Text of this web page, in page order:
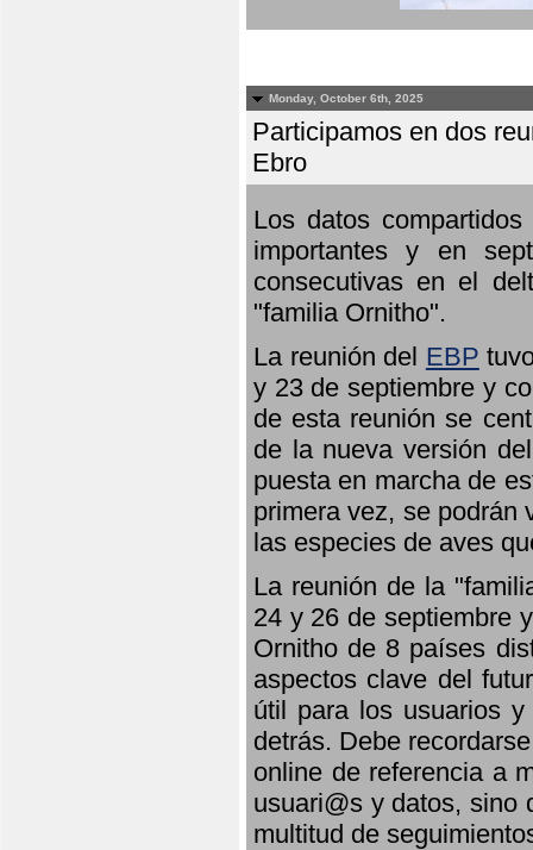
Monday, October 6th, 2025
Participamos en dos
Ebro
Los datos
importantes y en
consecutivas en el
"familia Ornitho".
La reunión del EBP
y 23 de septiembre y
de esta reunión se
de la nueva versión
puesta en marcha de
primera vez, se podrán
las especies de aves
La reunión de la
24 y 26 de septiembre
Ornitho de 8 países
aspectos clave del
útil para los usuarios
detrás. Debe
online de referencia a
usuari@s y datos, sino
multitud de